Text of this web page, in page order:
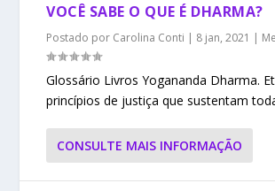
VOCÊ SABE O QUE É DHARMA?
Postado por Carolina Conti | 8 jan, 2021 |
Glossário Livros Yogananda Dharma.
princípios de justiça que sustentam
CONSULTE MAIS INFORMAÇÃO